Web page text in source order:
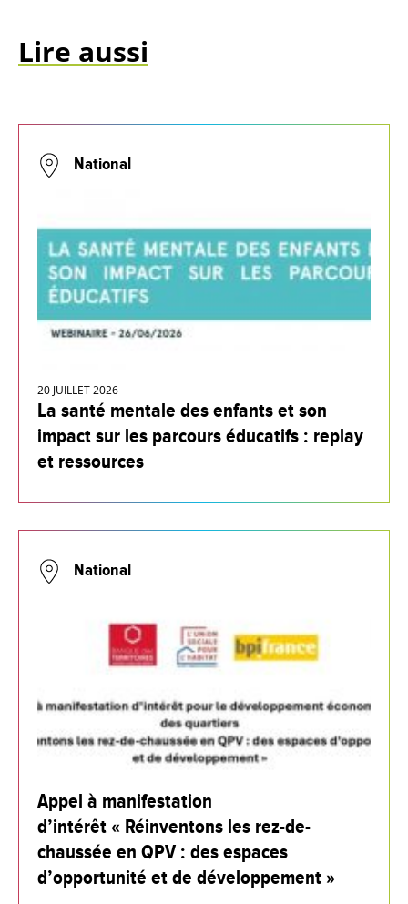
Lire aussi
National
20 JUILLET 2026
La santé mentale des enfants et son
impact sur les parcours éducatifs : replay
et ressources
National
Appel à manifestation
d’intérêt « Réinventons les rez-de-
chaussée en QPV : des espaces
d’opportunité et de développement »